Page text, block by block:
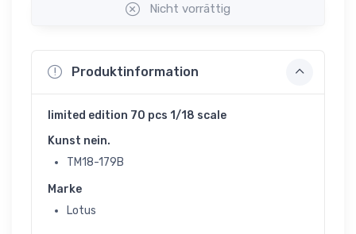
Nicht vorrättig
Produktinformation
limited edition 70 pcs 1/18 scale
Kunst nein.
TM18-179B
Marke
Lotus